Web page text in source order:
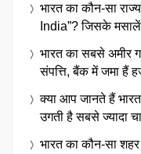
भारत का कौन-सा
India”? जिसके
भारत का सबसे अमीर
संपत्ति, बैंक में जमा हैं
क्या आप जानते हैं
उगती है सबसे ज्यादा
भारत का कौन-सा